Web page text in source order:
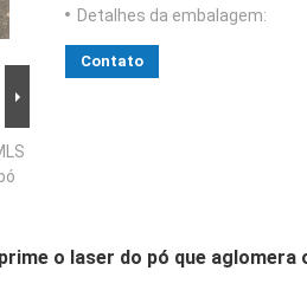
Detalhes da embalagem:
Contato
o laser do pó que aglomera